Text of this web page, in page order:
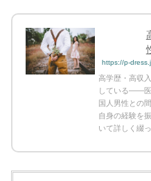
https://p-
高学歴・高収
している――医
国人男性との
自身の経験を
いて詳しく綴